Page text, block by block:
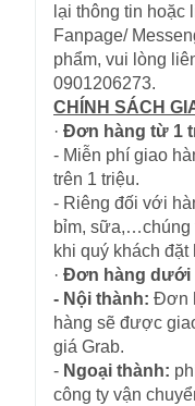
lại thông tin hoặc
Fanpage/
phẩm, vui lòng
0901206273.
CHÍNH SÁCH
· Đơn hàng từ 1
- Miễn phí giao
trên 1 triệu.
- Riêng đối với
bỉm, sữa,…chúng
khi quý khách đặt
· Đơn hàng dưới
- Nội thành: Đơn
hàng sẽ được
giá Grab.
- Ngoại thành:
công ty vận